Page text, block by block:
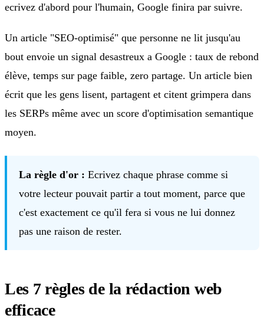
ecrivez d'abord pour l'humain, Google finira par suivre.
Un article "SEO-optimisé" que personne ne lit jusqu'au
bout envoie un signal desastreux a Google : taux de rebond
élève, temps sur page faible, zero partage. Un article bien
écrit que les gens lisent, partagent et citent grimpera dans
les SERPs même avec un score d'optimisation semantique
moyen.
La règle d'or : Ecrivez chaque phrase comme si
votre lecteur pouvait partir a tout moment, parce que
c'est exactement ce qu'il fera si vous ne lui donnez
pas une raison de rester.
Les 7 règles de la rédaction web
efficace